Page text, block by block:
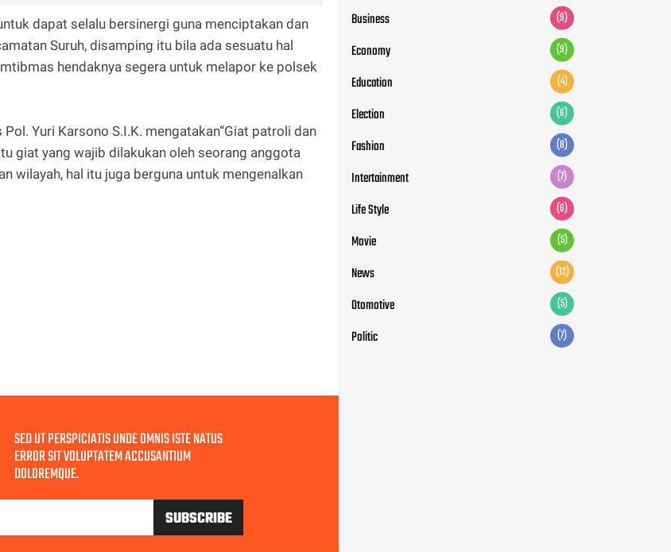
dapat selalu bersinergi guna menciptakan dan
Suruh, disamping itu bila ada sesuatu hal
hendaknya segera untuk melapor ke polsek
Yuri Karsono S.I.K. mengatakan“Giat patroli dan
giat yang wajib dilakukan oleh seorang anggota
wilayah, hal itu juga berguna untuk mengenalkan
SED UT PERSPICIATIS UNDE OMNIS ISTE NATUS
ERROR SIT VOLUPTATEM ACCUSANTIUM
DOLOREMQUE.
Business (9)
Economy (9)
Education (4)
Election (6)
Fashion (8)
Intertainment (7)
Life Style (6)
Movie (5)
News (12)
Otomotive (5)
Politic (7)